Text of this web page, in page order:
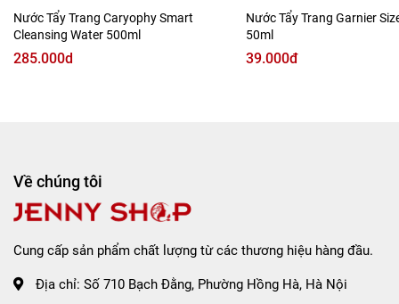
Nước Tẩy Trang Caryophy Smart
Cleansing Water 500ml
285.000d
Nước Tẩy Trang Garnier
50ml
39.000đ
Về chúng tôi
Cung cấp sản phẩm chất lượng từ các thương hiệu hàng đầu.
Địa chỉ: Số 710 Bạch Đằng, Phường Hồng Hà, Hà Nội